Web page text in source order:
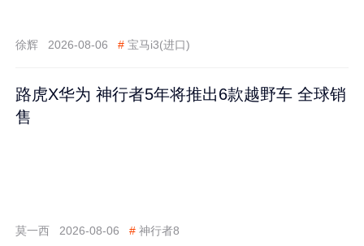
徐辉 2026-08-06 # 宝马i3(进口)
路虎X华为 神行者5年将推出6款越野车 全球销
售
莫一西 2026-08-06 # 神行者8